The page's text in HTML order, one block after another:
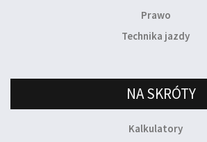
Prawo
Technika jazdy
NA SKRÓTY
Kalkulatory